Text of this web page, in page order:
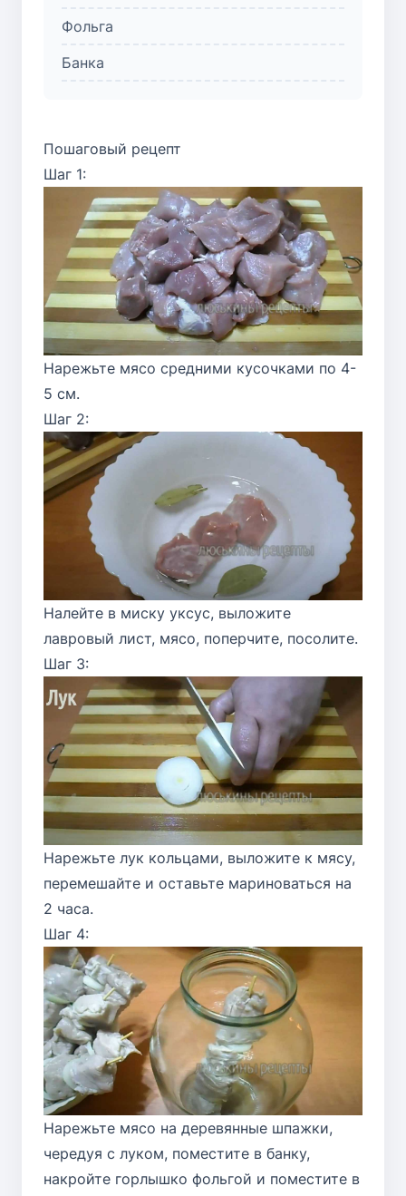
Фольга
Банка
Пошаговый рецепт
Шаг 1:
Нарежьте мясо средними кусочками по 4-
5 см.
Шаг 2:
Налейте в миску уксус, выложите
лавровый лист, мясо, поперчите, посолите.
Шаг 3:
Нарежьте лук кольцами, выложите к мясу,
перемешайте и оставьте мариноваться на
2 часа.
Шаг 4:
Нарежьте мясо на деревянные шпажки,
чередуя с луком, поместите в банку,
накройте горлышко фольгой и поместите в